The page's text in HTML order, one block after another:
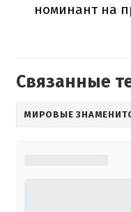
номинант на
Связанные
МИРОВЫЕ